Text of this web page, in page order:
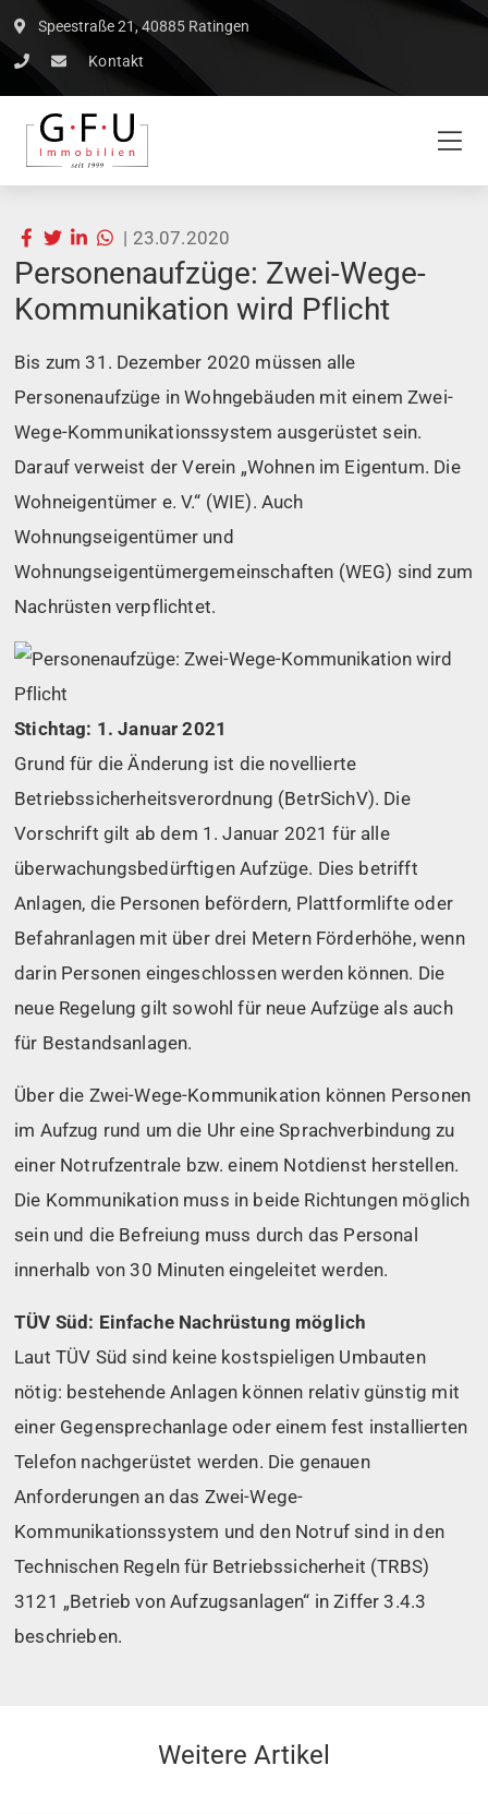
Speestraße 21, 40885 Ratingen
Kontakt
| 23.07.2020
Personenaufzüge: Zwei-Wege-
Kommunikation wird Pflicht
Bis zum 31. Dezember 2020 müssen alle
Personenaufzüge in Wohngebäuden mit einem Zwei-
Wege-Kommunikationssystem ausgerüstet sein.
Darauf verweist der Verein „Wohnen im Eigentum. Die
Wohneigentümer e. V.“ (WIE). Auch
Wohnungseigentümer und
Wohnungseigentümergemeinschaften (WEG) sind zum
Nachrüsten verpflichtet.
Stichtag: 1. Januar 2021
Grund für die Änderung ist die novellierte
Betriebssicherheitsverordnung (BetrSichV). Die
Vorschrift gilt ab dem 1. Januar 2021 für alle
überwachungsbedürftigen Aufzüge. Dies betrifft
Anlagen, die Personen befördern, Plattformlifte oder
Befahranlagen mit über drei Metern Förderhöhe, wenn
darin Personen eingeschlossen werden können. Die
neue Regelung gilt sowohl für neue Aufzüge als auch
für Bestandsanlagen.
Über die Zwei-Wege-Kommunikation können Personen
im Aufzug rund um die Uhr eine Sprachverbindung zu
einer Notrufzentrale bzw. einem Notdienst herstellen.
Die Kommunikation muss in beide Richtungen möglich
sein und die Befreiung muss durch das Personal
innerhalb von 30 Minuten eingeleitet werden.
TÜV Süd: Einfache Nachrüstung möglich
Laut TÜV Süd sind keine kostspieligen Umbauten
nötig: bestehende Anlagen können relativ günstig mit
einer Gegensprechanlage oder einem fest installierten
Telefon nachgerüstet werden. Die genauen
Anforderungen an das Zwei-Wege-
Kommunikationssystem und den Notruf sind in den
Technischen Regeln für Betriebssicherheit (TRBS)
3121 „Betrieb von Aufzugsanlagen“ in Ziffer 3.4.3
beschrieben.
Weitere Artikel